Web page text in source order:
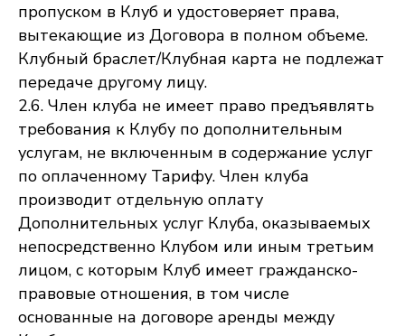
пропуском в Клуб и удостоверяет права,
вытекающие из Договора в полном объеме.
Клубный браслет/Клубная карта не подлежат
передаче другому лицу.
2.6. Член клуба не имеет право предъявлять
требования к Клубу по дополнительным
услугам, не включенным в содержание услуг
по оплаченному Тарифу. Член клуба
производит отдельную оплату
Дополнительных услуг Клуба, оказываемых
непосредственно Клубом или иным третьим
лицом, с которым Клуб имеет гражданско-
правовые отношения, в том числе
основанные на договоре аренды между